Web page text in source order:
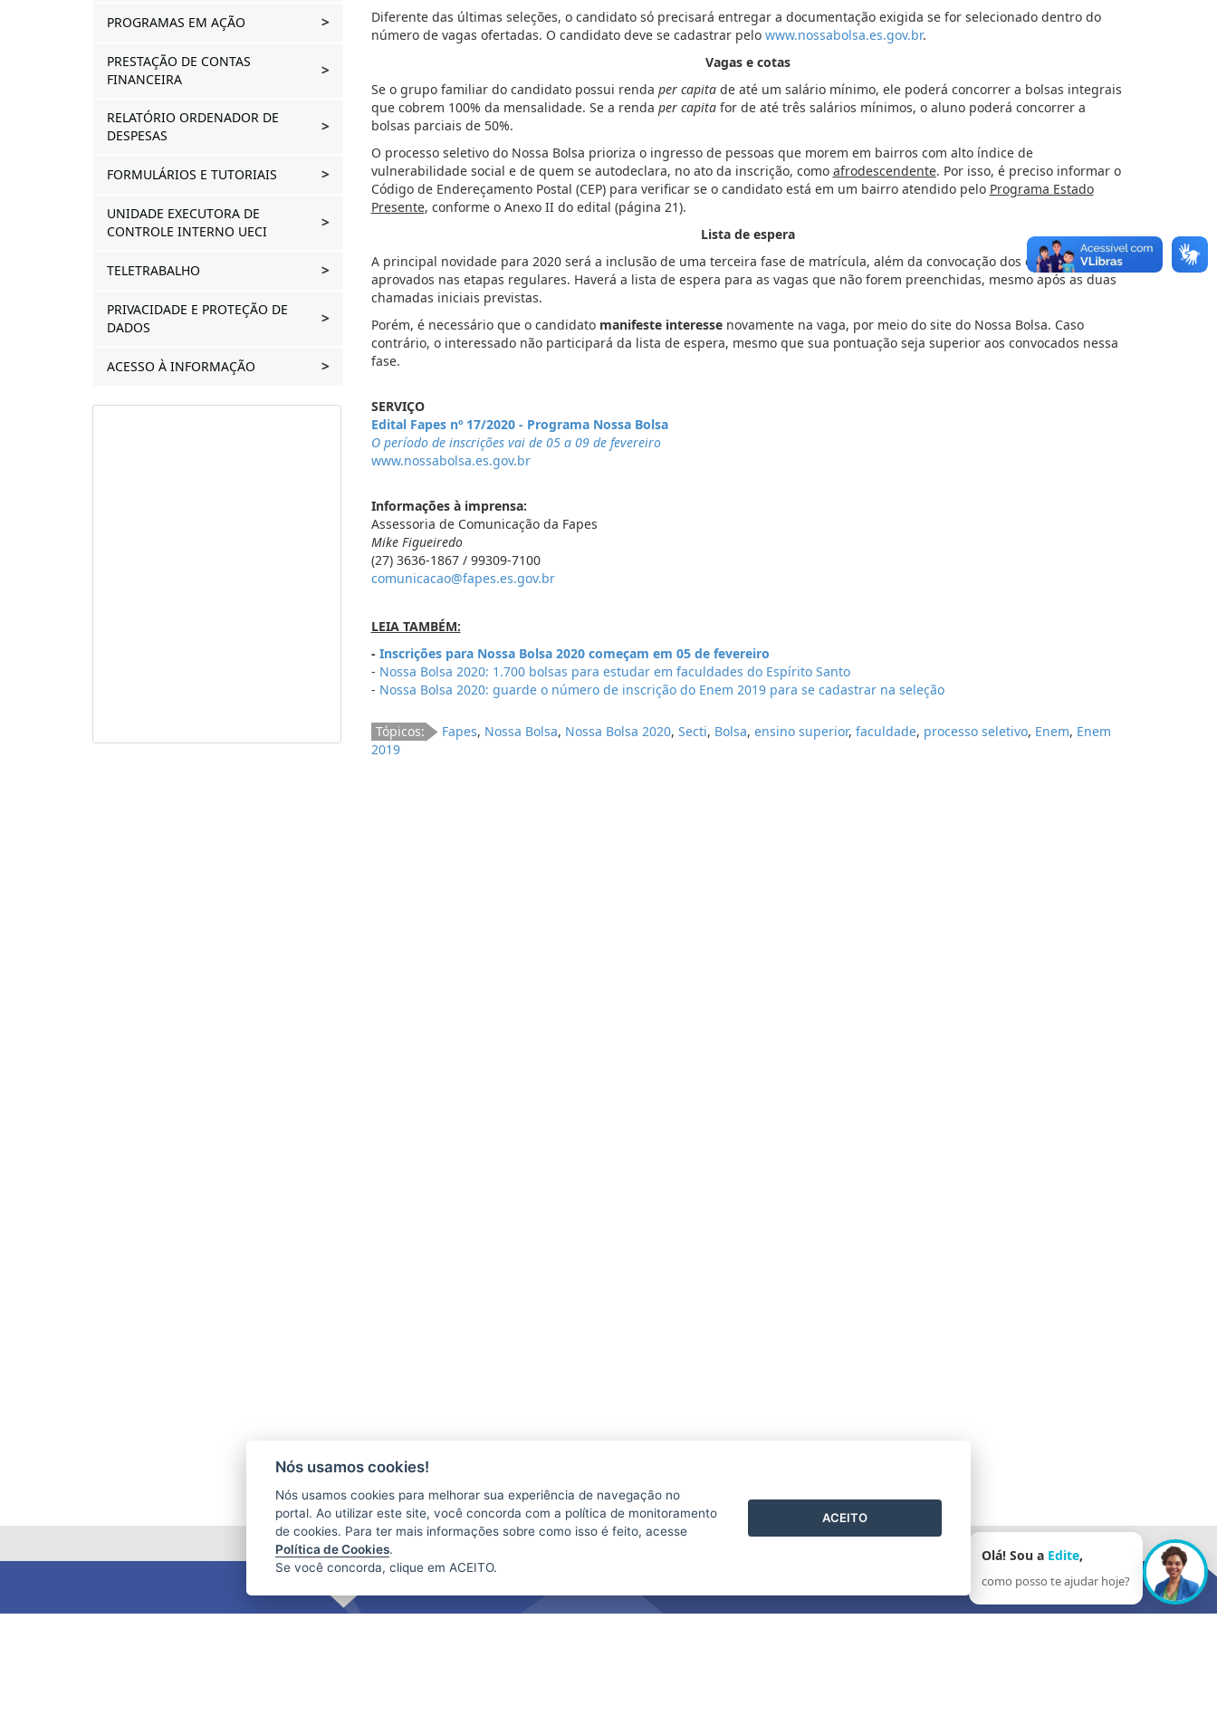
PROGRAMAS EM AÇÃO
PRESTAÇÃO DE CONTAS
FINANCEIRA
RELATÓRIO ORDENADOR DE
DESPESAS
FORMULÁRIOS E TUTORIAIS
UNIDADE EXECUTORA DE
CONTROLE INTERNO UECI
TELETRABALHO
PRIVACIDADE E PROTEÇÃO DE
DADOS
ACESSO À INFORMAÇÃO
Diferente das últimas seleções, o candidato só precisará entregar a documentação exigida se for selecionado dentro do
número de vagas ofertadas. O candidato deve se cadastrar pelo www.nossabolsa.es.gov.br.
Vagas e cotas
Se o grupo familiar do candidato possui renda per capitade até um salário mínimo, ele poderá concorrer a bolsas integrais
que cobrem 100% da mensalidade. Se a renda per capitafor de até três salários mínimos, o aluno poderá concorrer a
bolsas parciais de 50%.
O processo seletivo do Nossa Bolsa prioriza o ingresso de pessoas que morem em bairros com alto índice de
vulnerabilidade social e de quem se autodeclara, no ato da inscrição, como afrodescendente. Por isso, é preciso informar o
Código de Endereçamento Postal (CEP) para verificar se o candidato está em um bairro atendido pelo Programa Estado
Presente, conforme o Anexo II do edital (página 21).
Lista de espera
A principal novidade para 2020 será a inclusão de uma terceira fase de matrícula, além da convocação dos candidatos
aprovados nas etapas regulares. Haverá a lista de espera para as vagas que não forem preenchidas, mesmo após as duas
chamadas iniciais previstas.
Porém, é necessário que o candidatomanifeste interessenovamente na vaga, por meio do site do Nossa Bolsa. Caso
contrário, o interessado não participará da lista de espera, mesmo que sua pontuação seja superior aos convocados nessa
fase.
SERVIÇO
Edital Fapes nº 17/2020 - Programa Nossa Bolsa
O período de inscrições vai de 05 a 09 de fevereiro
www.nossabolsa.es.gov.br
Informações à imprensa:
Assessoria de Comunicação da Fapes
Mike Figueiredo
(27) 3636-1867 / 99309-7100
comunicacao@fapes.es.gov.br
LEIA TAMBÉM:
- Inscrições para Nossa Bolsa 2020 começam em 05 de fevereiro
- Nossa Bolsa 2020: 1.700 bolsas para estudar em faculdades do Espírito Santo
- Nossa Bolsa 2020: guarde o número de inscrição do Enem 2019 para se cadastrar na seleção
Tópicos: Fapes, Nossa Bolsa, Nossa Bolsa 2020,Secti, Bolsa,ensino superior,faculdade, processo seletivo, Enem, Enem
2019
Olá! Sou a Edite,
como posso te ajudar hoje?
Nós usamos cookies!
Nós usamos cookies para melhorar sua experiência de navegação no
portal. Ao utilizar este site, você concorda com a política de monitoramento
de cookies. Para ter mais informações sobre como isso é feito, acesse
Política de Cookies.
Se você concorda, clique em ACEITO.
ACEITO